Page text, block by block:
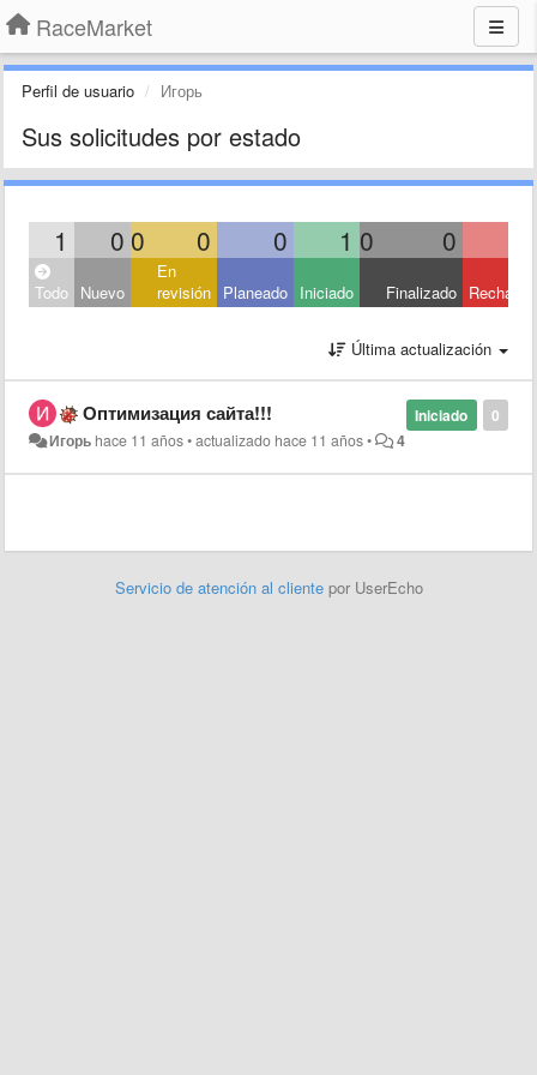
RaceMarket
Perfil de usuario Игорь
Sus solicitudes por estado
1 0 0 0 0 1 0 0
Todo Nuevo
En
revisión Planeado Iniciado Finalizado
Última actualización
0
Iniciado
Оптимизация сайта!!!
Игорь hace 11 años•actualizado hace 11 años• 4
Servicio de atención al cliente por UserEcho